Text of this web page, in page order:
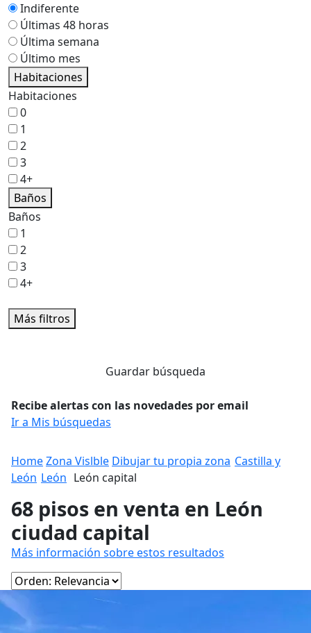
Indiferente
Últimas 48 horas
Última semana
Último mes
Habitaciones
Habitaciones
0
1
2
3
4+
Baños
Baños
1
2
3
4+
Más filtros
Guardar búsqueda
Recibe alertas con las novedades por email
Ir a Mis búsquedas
HomeZona Vislble Dibujar tu propia zona Castilla y
León León León capital
68 pisos en venta en León
ciudad capital
Más información sobre estos resultados